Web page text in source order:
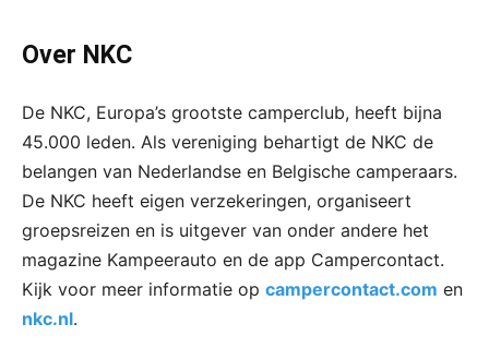
Over NKC
De NKC, Europa’s grootste camperclub, heeft bijna
45.000 leden. Als vereniging behartigt de NKC de
belangen van Nederlandse en Belgische camperaars.
De NKC heeft eigen verzekeringen, organiseert
groepsreizen en is uitgever van onder andere het
magazine Kampeerauto en de app Campercontact.
Kijk voor meer informatie op campercontact.com en
nkc.nl.